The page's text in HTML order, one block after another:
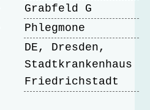
Grabfeld G
Phlegmone
DE, Dresden,
Stadtkrankenhaus
Friedrichstadt